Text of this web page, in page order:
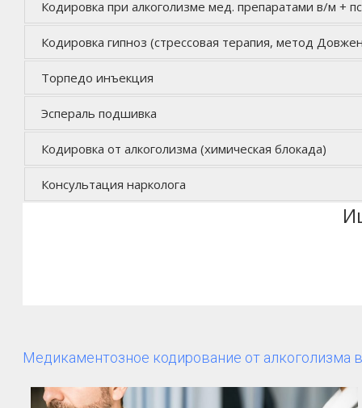
Кодировка при алкоголизме мед. препаратами в/м +
Кодировка гипноз (стрессовая терапия, метод
Торпедо инъекция
Эспераль подшивка
Кодировка от алкоголизма (химическая блокада)
Консультация нарколога
Медикаментозное кодирование от алкоголизма